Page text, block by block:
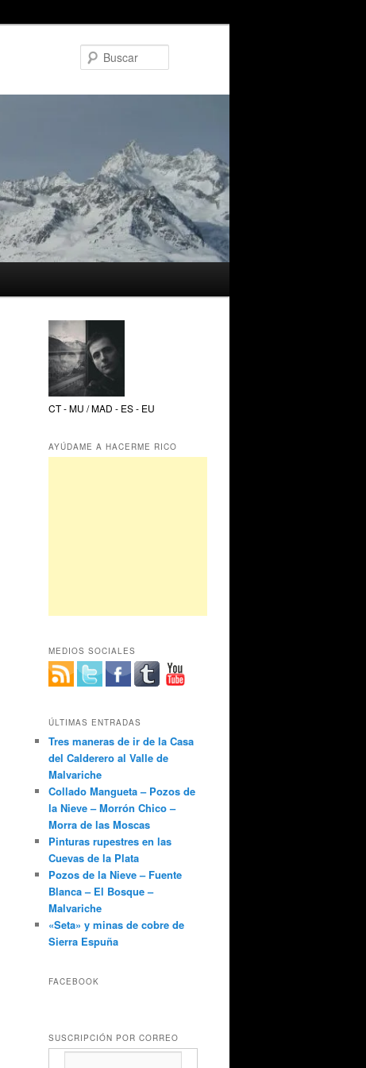
CT - MU / MAD - ES - EU
AYÚDAME A HACERME RICO
MEDIOS SOCIALES
ÚLTIMAS ENTRADAS
Tres maneras de ir de la Casa
del Calderero al Valle de
Malvariche
Collado Mangueta – Pozos de
la Nieve – Morrón Chico –
Morra de las Moscas
Pinturas rupestres en las
Cuevas de la Plata
Pozos de la Nieve – Fuente
Blanca – El Bosque –
Malvariche
«Seta» y minas de cobre de
Sierra Espuña
FACEBOOK
SUSCRIPCIÓN POR CORREO